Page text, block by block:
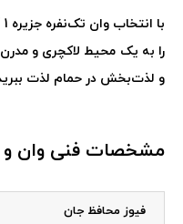
با انتخاب وان تک‌نفره جزیره 1
را به یک محیط لاکچری و
و لذت‌بخش در حمام لذت
مشخصات فنی وان و
فیوز محافظ جان